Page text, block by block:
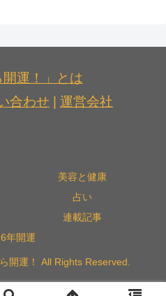
開運！」とは
合わせ 運営会社
美容と健康
占い
連載記事
年開運
開運！ All Rights Reserved.